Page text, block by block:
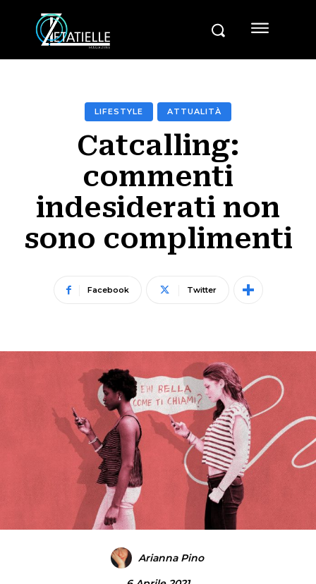
LIFESTYLE ATTUALITÀ
Catcalling:
commenti
indesiderati non
sono complimenti
Facebook Twitter
Arianna Pino